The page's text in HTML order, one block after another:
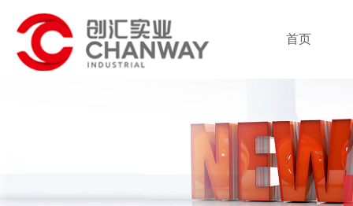
首页